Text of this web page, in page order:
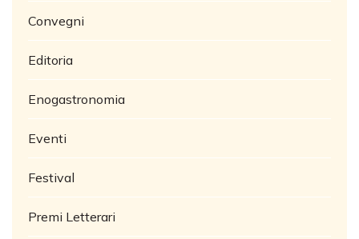
Convegni
Editoria
Enogastronomia
Eventi
Festival
Premi Letterari